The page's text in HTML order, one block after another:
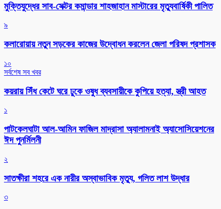
মুক্তিযুদ্ধের সাব-সেক্টর কমান্ডার শাহজাহান মাস্টারের মৃত্যুবার্ষিকী পালিত
৯
কলারোয়ায় নতুন সড়কের কাজের উদ্বোধন করলেন জেলা পরিষদ প্রশাসক
১০
সর্বশেষ সব খবর
কয়রায় সিঁধ কেটে ঘরে ঢুকে ওষুধ ব্যবসায়ীকে কুপিয়ে হত্যা, স্ত্রী আহত
১
পাটকেলঘাটা আল-আমিন ফাজিল মাদ্রাসা অ্যালামনাই অ্যাসোসিয়েশনের
ঈদ পুনর্মিলনী
২
সাতক্ষীরা শহরে এক নারীর অস্বাভাবিক মৃত্যু, গলিত লাশ উদ্ধার
৩